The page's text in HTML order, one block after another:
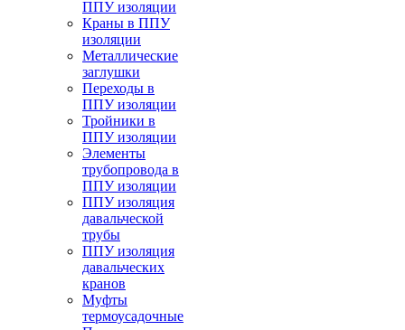
ППУ изоляции
Краны в ППУ
изоляции
Металлические
заглушки
Переходы в
ППУ изоляции
Тройники в
ППУ изоляции
Элементы
трубопровода в
ППУ изоляции
ППУ изоляция
давальческой
трубы
ППУ изоляция
давальческих
кранов
Муфты
термоусадочные